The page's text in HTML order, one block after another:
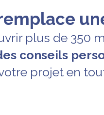
plus de 350
conseils
projet en